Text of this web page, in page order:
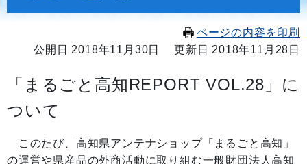
ページの内容を印刷
公開日 2018年11月30日
更新日 2018年11月28日
「まるごと高知REPORT VOL.28」に
ついて
このたび、高知県アンテナショップ「まるごと高知」
の運営や県産品の外商活動に取り組む一般財団法人高知